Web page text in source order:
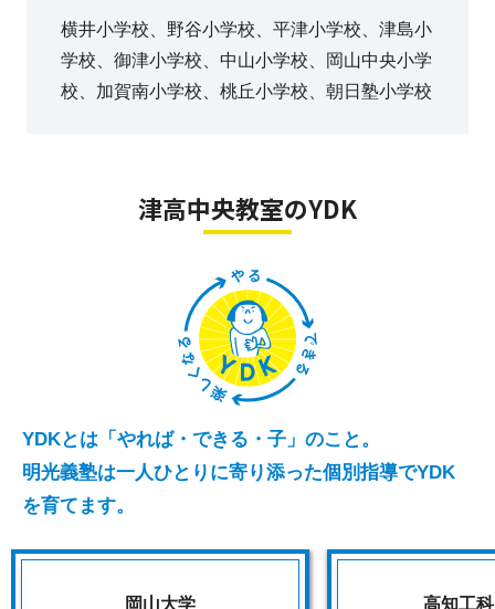
横井小学校、野谷小学校、平津小学校、津島小
学校、御津小学校、中山小学校、岡山中央小学
校、加賀南小学校、桃丘小学校、朝日塾小学校
津高中央教室のYDK
YDKとは「やれば・できる・子」のこと。
明光義塾は一人ひとりに寄り添った個別指導でYDK
を育てます。
岡山大学 高知工